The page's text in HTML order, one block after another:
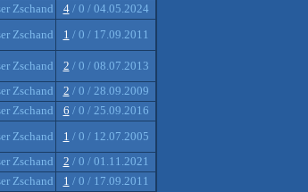
Zschand 4/ 0 / 04.05.2024
Zschand 1 / 0 / 17.09.2011
Zschand 2 / 0 / 08.07.2013
Zschand 2 / 0 / 28.09.2009
Zschand 6 / 0 / 25.09.2016
Zschand 1 / 0 / 12.07.2005
Zschand 2 / 0 / 01.11.2021
Zschand 1 / 0 / 17.09.2011